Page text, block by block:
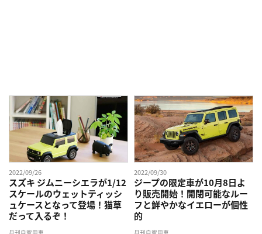
2022/09/26
スズキ ジムニーシエラが1/12
スケールのウェットティッシ
ュケースとなって登場！猫草
だって入るぞ！
月刊自家用車
2022/09/30
ジープの限定車が10月8日よ
り販売開始！開閉可能なルー
フと鮮やかなイエローが個性
的
月刊自家用車